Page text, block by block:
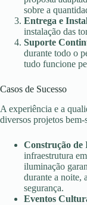
sobre a
Entrega e
instalação das
Suporte
durante todo o
tudo funcione
Casos de Sucesso
A experiência e a
diversos projetos bem-
Construção
infraestrutura
iluminação
durante a noite,
segurança.
Eventos